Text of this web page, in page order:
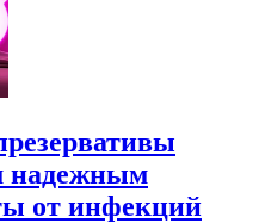
надежным
от инфекций